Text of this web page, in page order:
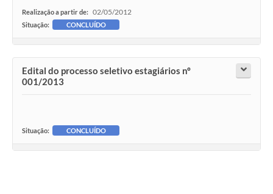
Realização a partir de: 02/05/2012
Situação: CONCLUÍDO
Edital do processo seletivo estagiários nº
001/2013
Situação: CONCLUÍDO